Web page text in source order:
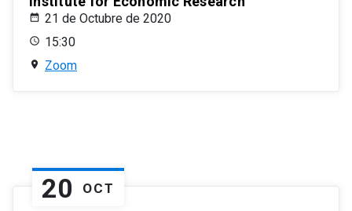
21 de Octubre de 2020
15:30
Zoom
20 OCT